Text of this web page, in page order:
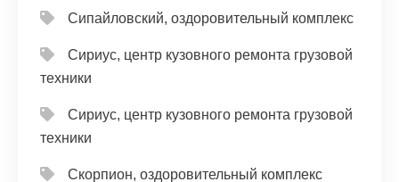
Сипайловский, оздоровительный комплекс
Сириус, центр кузовного ремонта грузовой
техники
Сириус, центр кузовного ремонта грузовой
техники
Скорпион, оздоровительный комплекс